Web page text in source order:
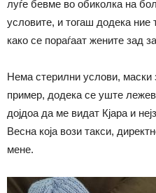
луѓе бевме во обиколка на
условите, и тогаш додека
како се пораѓаат жените зад
Нема стерилни услови, маски
пример, додека се уште
дојдоа да ме видат Кјара и
Весна која вози такси,
мене.